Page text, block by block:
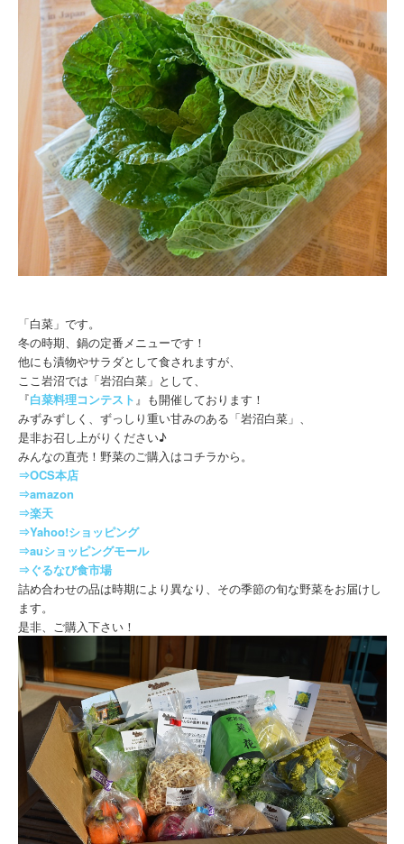
「白菜」です。
冬の時期、鍋の定番メニューです！
他にも漬物やサラダとして食されますが、
ここ岩沼では「岩沼白菜」として、
『白菜料理コンテスト』も開催しております！
みずみずしく、ずっしり重い甘みのある「岩沼白菜」、
是非お召し上がりください♪
みんなの直売！野菜のご購入はコチラから。
⇒OCS本店
⇒amazon
⇒楽天
⇒Yahoo!ショッピング
⇒auショッピングモール
⇒ぐるなび食市場
詰め合わせの品は時期により異なり、その季節の旬な野菜をお届けし
ます。
是非、ご購入下さい！